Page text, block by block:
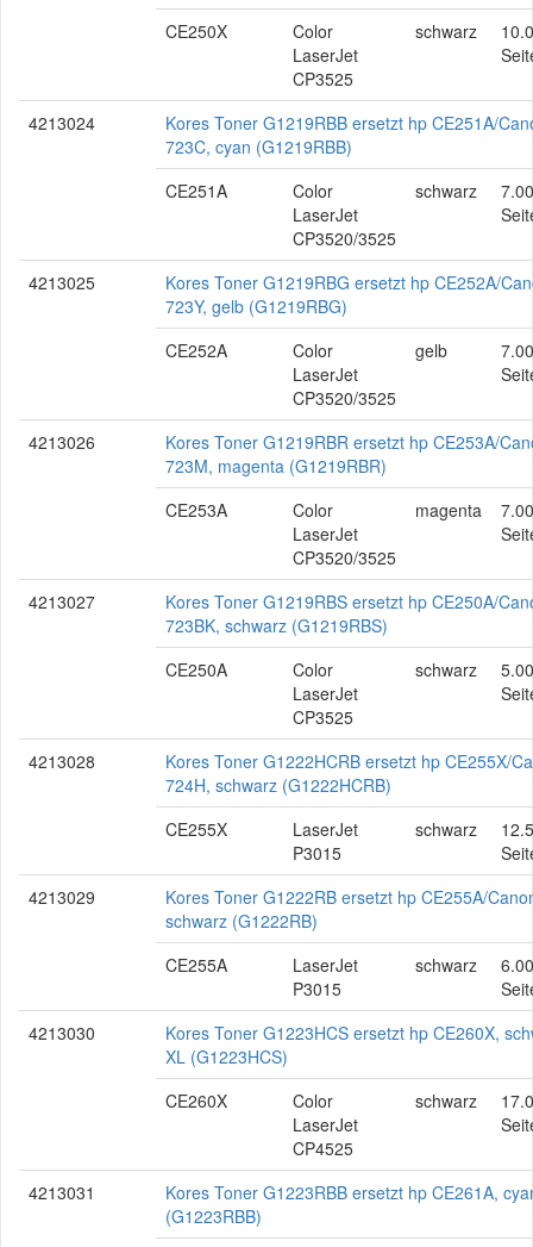
CE250X
Color
LaserJet
CP3525
schwarz
4213024
Kores Toner G1219RBB ersetzt hp CE251A/
723C, cyan (G1219RBB)
CE251A
Color
LaserJet
CP3520/3525
schwarz
4213025
Kores Toner G1219RBG ersetzt hp CE252A/
723Y, gelb (G1219RBG)
CE252A
Color
LaserJet
CP3520/3525
gelb
4213026
Kores Toner G1219RBR ersetzt hp CE253A/
723M, magenta (G1219RBR)
CE253A
Color
LaserJet
CP3520/3525
magenta
4213027
Kores Toner G1219RBS ersetzt hp CE250A/
723BK, schwarz (G1219RBS)
CE250A
Color
LaserJet
CP3525
schwarz
4213028
Kores Toner G1222HCRB ersetzt hp CE255X/
724H, schwarz (G1222HCRB)
CE255X
LaserJet
P3015
schwarz
4213029
Kores Toner G1222RB ersetzt hp CE255A/
schwarz (G1222RB)
CE255A
LaserJet
P3015
schwarz
4213030
Kores Toner G1223HCS ersetzt hp CE260X,
XL (G1223HCS)
CE260X
Color
LaserJet
CP4525
schwarz
4213031
Kores Toner G1223RBB ersetzt hp CE261A,
(G1223RBB)